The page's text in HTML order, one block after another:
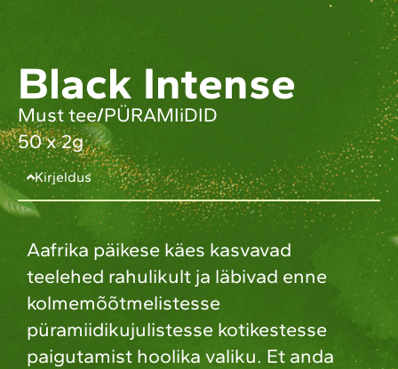
Black Intense
Must tee/PÜRAMIiDID
50 x 2g
Kirjeldus
Aafrika päikese käes kasvavad
teelehed rahulikult ja läbivad enne
kolmemõõtmelistesse
püramiidikujulistesse kotikestesse
paigutamist hoolika valiku. Et anda